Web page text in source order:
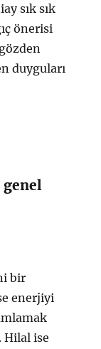
sık sık
önerisi
duyguları
bir
enerjiyi
Hilal ise